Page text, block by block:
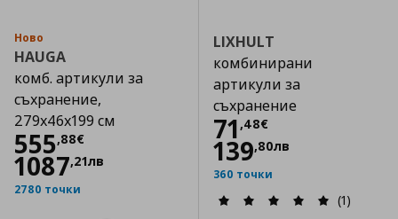
Ново
HAUGA
комб. артикули за
съхранение,
279x46x199 см
555,88€
Цена
1087,21лв
2780 точки
LIXHULT
комбинирани
артикули за
съхранение
71 ,48€
Цена
139,80лв
360 точки
(1)